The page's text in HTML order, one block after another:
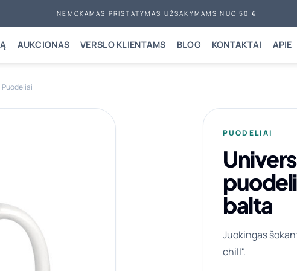
NEMOKAMAS PRISTATYMAS UŽSAKYMAMS NUO 50 €
AUKCIONAS VERSLO KLIENTAMS BLOG KONTAKTAI APIE
Puodeliai
PUODELIAI
balta
Juokingas
chill".